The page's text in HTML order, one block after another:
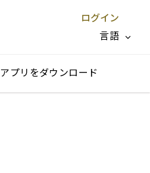
ログイン
言語
閉じる X
アプリをダウンロード